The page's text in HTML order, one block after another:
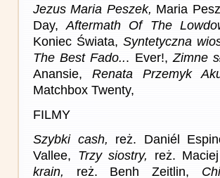
Jezus Maria Peszek, Maria
Day,Aftermath Of The
Koniec Świata, Syntetyczna
The Best Fado... Ever!, Zimne
Anansie, Renata Przemyk
Matchbox Twenty,
FILMY
Szybki cash, reż. Daniél
Vallee, Trzy siostry, reż.
krain, reż. Benh Zeitlin,